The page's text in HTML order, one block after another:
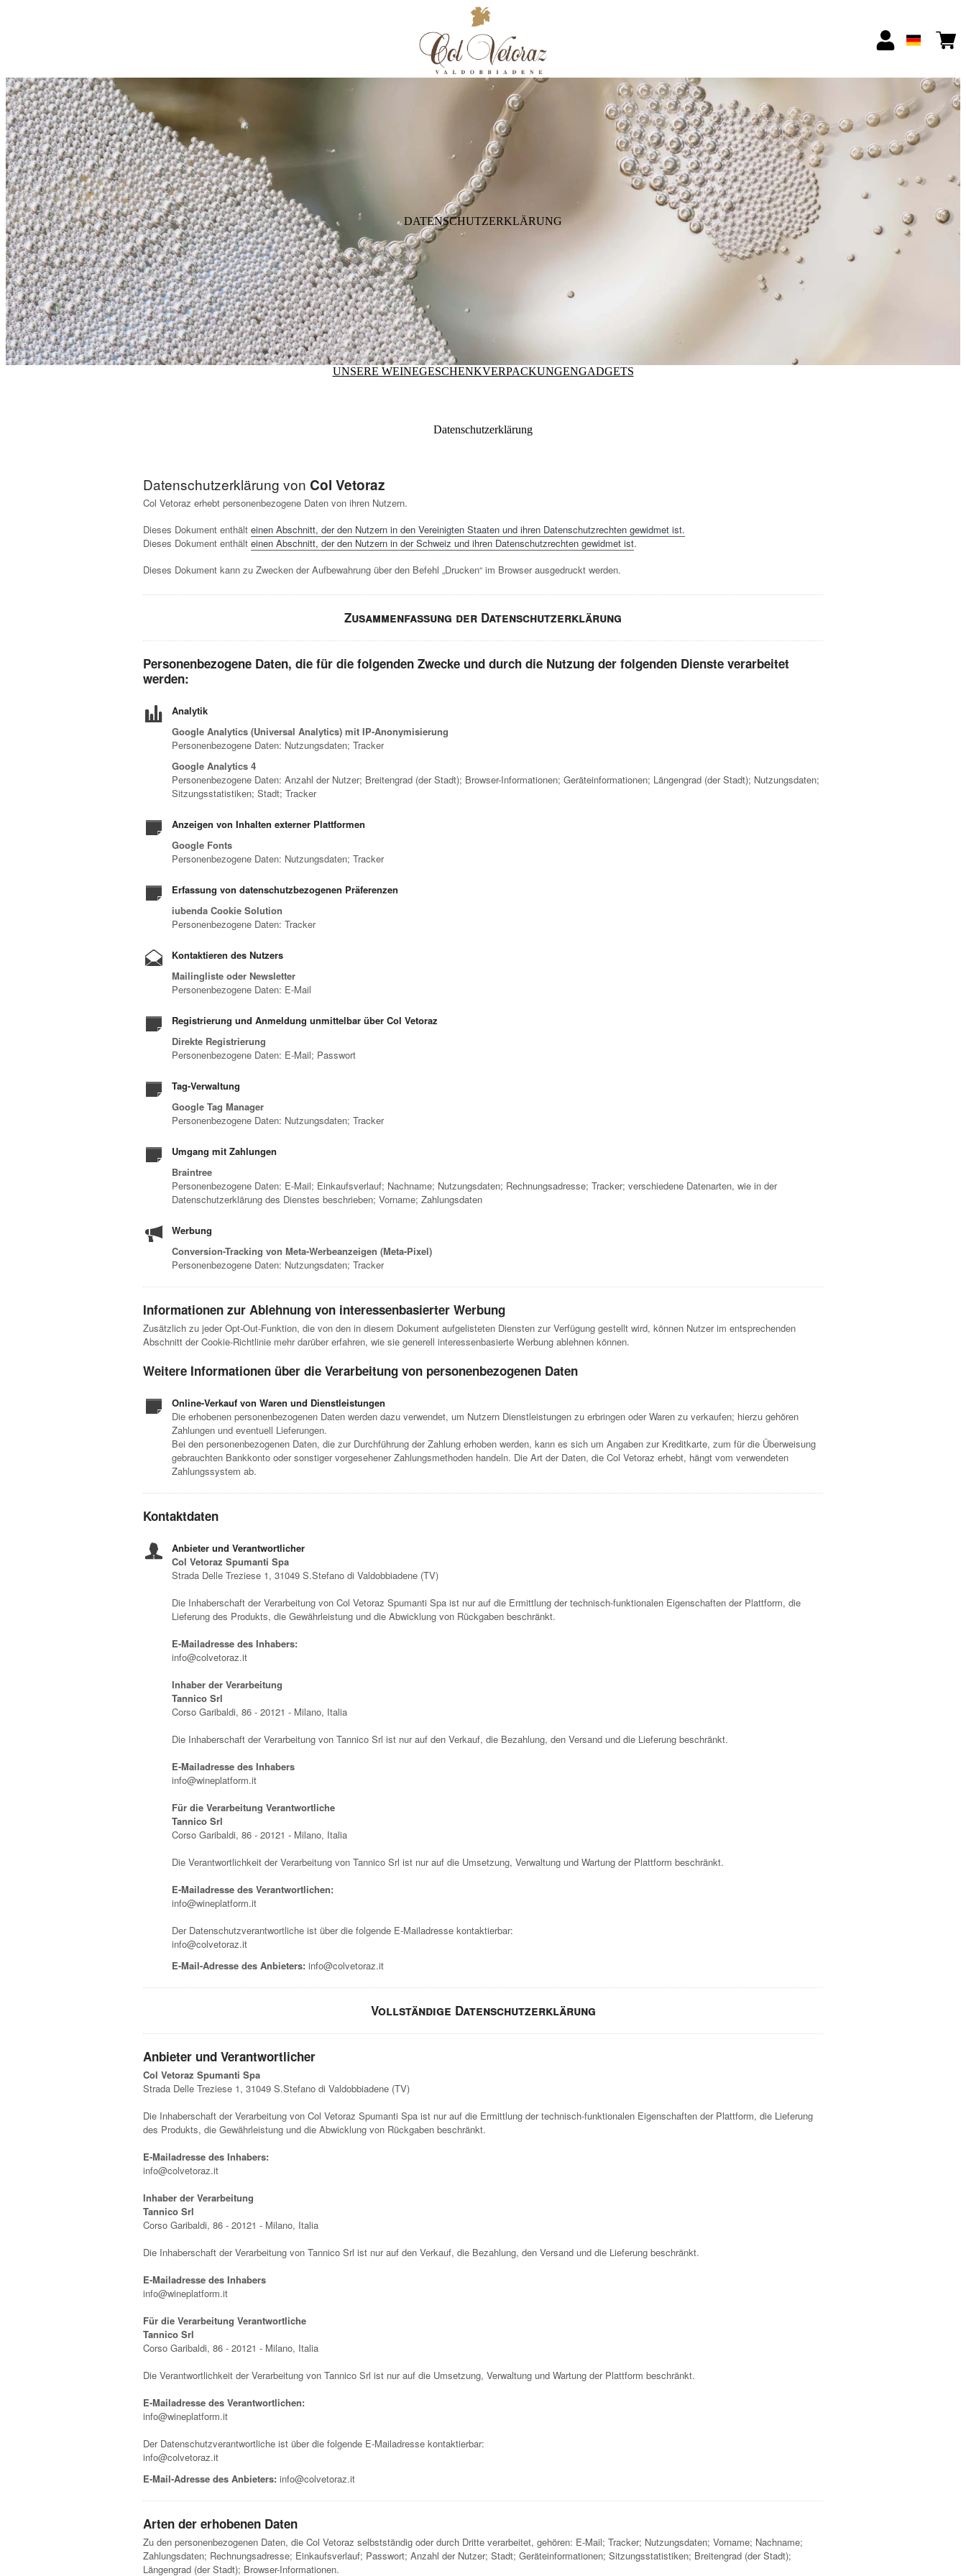
DATENSCHUTZERKLÄRUNG
UNSERE WEINEGESCHENKVERPACKUNGENGADGETS
Datenschutzerklärung
Datenschutzerklärung von Col Vetoraz
Col Vetoraz erhebt personenbezogene Daten von ihren Nutzern.
Dieses Dokument enthälteinen Abschnitt, der den Nutzern in den Vereinigten Staaten und ihren Datenschutzrechten gewidmet ist.
Dieses Dokument enthälteinen Abschnitt, der den Nutzern in der Schweiz und ihren Datenschutzrechten gewidmet ist.
Dieses Dokument kann zu Zwecken der Aufbewahrung über den Befehl „Drucken“ im Browser ausgedruckt werden.
Zusammenfassung der Datenschutzerklärung
Personenbezogene Daten, die für die folgenden Zwecke und durch die Nutzung der folgenden Dienste verarbeitet
werden:
Analytik
Google Analytics (Universal Analytics) mit IP-Anonymisierung
Personenbezogene Daten: Nutzungsdaten; Tracker
Google Analytics 4
Personenbezogene Daten: Anzahl der Nutzer; Breitengrad (der Stadt); Browser-Informationen; Geräteinformationen; Längengrad (der Stadt); Nutzungsdaten;
Sitzungsstatistiken; Stadt; Tracker
Anzeigen von Inhalten externer Plattformen
Google Fonts
Personenbezogene Daten: Nutzungsdaten; Tracker
Erfassung von datenschutzbezogenen Präferenzen
iubenda Cookie Solution
Personenbezogene Daten: Tracker
Kontaktieren des Nutzers
Mailingliste oder Newsletter
Personenbezogene Daten: E-Mail
Registrierung und Anmeldung unmittelbar über Col Vetoraz
Direkte Registrierung
Personenbezogene Daten: E-Mail; Passwort
Tag-Verwaltung
Google Tag Manager
Personenbezogene Daten: Nutzungsdaten; Tracker
Umgang mit Zahlungen
Braintree
Personenbezogene Daten: E-Mail; Einkaufsverlauf; Nachname; Nutzungsdaten; Rechnungsadresse; Tracker; verschiedene Datenarten, wie in der
Datenschutzerklärung des Dienstes beschrieben; Vorname; Zahlungsdaten
Werbung
Conversion-Tracking von Meta-Werbeanzeigen (Meta-Pixel)
Personenbezogene Daten: Nutzungsdaten; Tracker
Informationen zur Ablehnung von interessenbasierter Werbung
Zusätzlich zu jeder Opt-Out-Funktion, die von den in diesem Dokument aufgelisteten Diensten zur Verfügung gestellt wird, können Nutzer im entsprechenden
Abschnitt der Cookie-Richtlinie mehr darüber erfahren, wie sie generell interessenbasierte Werbung ablehnen können.
Weitere Informationen über die Verarbeitung von personenbezogenen Daten
Online-Verkauf von Waren und Dienstleistungen
Die erhobenen personenbezogenen Daten werden dazu verwendet, um Nutzern Dienstleistungen zu erbringen oder Waren zu verkaufen; hierzu gehören
Zahlungen und eventuell Lieferungen.
Bei den personenbezogenen Daten, die zur Durchführung der Zahlung erhoben werden, kann es sich um Angaben zur Kreditkarte, zum für die Überweisung
gebrauchten Bankkonto oder sonstiger vorgesehener Zahlungsmethoden handeln. Die Art der Daten, die Col Vetoraz erhebt, hängt vom verwendeten
Zahlungssystem ab.
Kontaktdaten
Anbieter und Verantwortlicher
Col Vetoraz Spumanti Spa
Strada Delle Treziese 1, 31049 S.Stefano di Valdobbiadene (TV)
Die Inhaberschaft der Verarbeitung von Col Vetoraz Spumanti Spa ist nur auf die Ermittlung der technisch-funktionalen Eigenschaften der Plattform, die
Lieferung des Produkts, die Gewährleistung und die Abwicklung von Rückgaben beschränkt.
E-Mailadresse des Inhabers:
info@colvetoraz.it
Inhaber der Verarbeitung
Tannico Srl
Corso Garibaldi, 86 - 20121 - Milano, Italia
Die Inhaberschaft der Verarbeitung von Tannico Srl ist nur auf den Verkauf, die Bezahlung, den Versand und die Lieferung beschränkt.
E-Mailadresse des Inhabers
info@wineplatform.it
Für die Verarbeitung Verantwortliche
Tannico Srl
Corso Garibaldi, 86 - 20121 - Milano, Italia
Die Verantwortlichkeit der Verarbeitung von Tannico Srl ist nur auf die Umsetzung, Verwaltung und Wartung der Plattform beschränkt.
E-Mailadresse des Verantwortlichen:
info@wineplatform.it
Der Datenschutzverantwortliche ist über die folgende E-Mailadresse kontaktierbar:
info@colvetoraz.it
E-Mail-Adresse des Anbieters: info@colvetoraz.it
Vollständige Datenschutzerklärung
Anbieter und Verantwortlicher
Col Vetoraz Spumanti Spa
Strada Delle Treziese 1, 31049 S.Stefano di Valdobbiadene (TV)
Die Inhaberschaft der Verarbeitung von Col Vetoraz Spumanti Spa ist nur auf die Ermittlung der technisch-funktionalen Eigenschaften der Plattform, die Lieferung
des Produkts, die Gewährleistung und die Abwicklung von Rückgaben beschränkt.
E-Mailadresse des Inhabers:
info@colvetoraz.it
Inhaber der Verarbeitung
Tannico Srl
Corso Garibaldi, 86 - 20121 - Milano, Italia
Die Inhaberschaft der Verarbeitung von Tannico Srl ist nur auf den Verkauf, die Bezahlung, den Versand und die Lieferung beschränkt.
E-Mailadresse des Inhabers
info@wineplatform.it
Für die Verarbeitung Verantwortliche
Tannico Srl
Corso Garibaldi, 86 - 20121 - Milano, Italia
Die Verantwortlichkeit der Verarbeitung von Tannico Srl ist nur auf die Umsetzung, Verwaltung und Wartung der Plattform beschränkt.
E-Mailadresse des Verantwortlichen:
info@wineplatform.it
Der Datenschutzverantwortliche ist über die folgende E-Mailadresse kontaktierbar:
info@colvetoraz.it
E-Mail-Adresse des Anbieters: info@colvetoraz.it
Arten der erhobenen Daten
Zu den personenbezogenen Daten, die Col Vetoraz selbstständig oder durch Dritte verarbeitet, gehören: E-Mail; Tracker; Nutzungsdaten; Vorname; Nachname;
Zahlungsdaten; Rechnungsadresse; Einkaufsverlauf; Passwort; Anzahl der Nutzer; Stadt; Geräteinformationen; Sitzungsstatistiken; Breitengrad (der Stadt);
Längengrad (der Stadt); Browser-Informationen.